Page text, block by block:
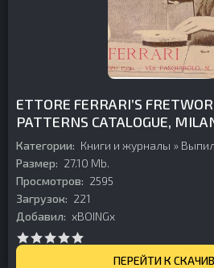
ETTORE FERRARI’S
PATTERNS CATALOGUE,
1934
Категории: Книги и журналы »
Размер: 27.10 Mb.
Просмотров: 2595
Загрузок: 221
Добавил: xBOINGx
ПЕРЕЙТИ К